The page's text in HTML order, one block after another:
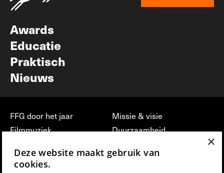
Awards
Educatie
Praktisch
Nieuws
FFG door het jaar
Filmmuziek
Press & Industry
Missie & visie
Duurzaamheid
vrijwilligerswerk bij FFG
×
Deze website maakt gebruik van
cookies.